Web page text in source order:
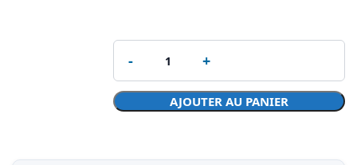
AJOUTER AU PANIER